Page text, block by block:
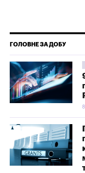
ГОЛОВНЕ ЗА ДОБУ